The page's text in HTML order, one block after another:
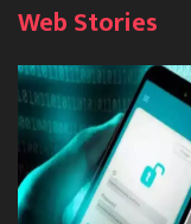
Web Stories